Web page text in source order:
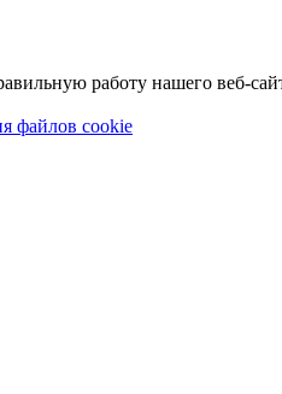
работу нашего веб-
файлов cookie